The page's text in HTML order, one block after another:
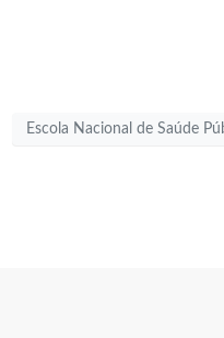
Escola Nacional de Saúde